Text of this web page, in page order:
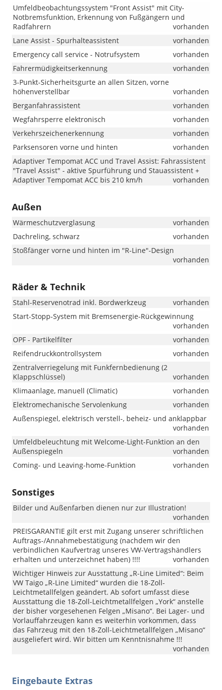
Umfeldbeobachtungssystem "Front Assist" mit City-
Notbremsfunktion, Erkennung von Fußgängern und
Radfahrern
vorhanden
Lane Assist - Spurhalteassistent
vorhanden
Emergency call service - Notrufsystem
vorhanden
Fahrermüdigkeitserkennung
vorhanden
3-Punkt-Sicherheitsgurte an allen Sitzen, vorne
höhenverstellbar
vorhanden
Berganfahrassistent
vorhanden
Wegfahrsperre elektronisch
vorhanden
Verkehrszeichenerkennung
vorhanden
Parksensoren vorne und hinten
vorhanden
Adaptiver Tempomat ACC und Travel Assist: Fahrassistent
"Travel Assist" - aktive Spurführung und Stauassistent +
Adaptiver Tempomat ACC bis 210 km/h
vorhanden
Außen
Wärmeschutzverglasung
vorhanden
Dachreling, schwarz
vorhanden
Stoßfänger vorne und hinten im "R-Line"-Design
vorhanden
Räder & Technik
Stahl-Reservenotrad inkl. Bordwerkzeug
vorhanden
Start-Stopp-System mit Bremsenergie-Rückgewinnung
vorhanden
OPF - Partikelfilter
vorhanden
Reifendruckkontrollsystem
vorhanden
Zentralverriegelung mit Funkfernbedienung (2
Klappschlüssel)
vorhanden
Klimaanlage, manuell (Climatic)
vorhanden
Elektromechanische Servolenkung
vorhanden
Außenspiegel, elektrisch verstell-, beheiz- und anklappbar
vorhanden
Umfeldbeleuchtung mit Welcome-Light-Funktion an den
Außenspiegeln
vorhanden
Coming- und Leaving-home-Funktion
vorhanden
Sonstiges
Bilder und Außenfarben dienen nur zur Illustration!
vorhanden
PREISGARANTIE gilt erst mit Zugang unserer schriftlichen
Auftrags-/Annahmebestätigung (nachdem wir den
verbindlichen Kaufvertrag unseres VW-Vertragshändlers
erhalten und unterzeichnet haben) !!!!
vorhanden
Wichtiger Hinweis zur Ausstattung „R-Line Limited“: Beim
VW Taigo „R-Line Limited“ wurden die 18-Zoll-
Leichtmetallfelgen geändert. Ab sofort umfasst diese
Ausstattung die 18-Zoll-Leichtmetallfelgen „York“ anstelle
der bisher vorgesehenen Felgen „Misano“. Bei Lager- und
Vorlauffahrzeugen kann es weiterhin vorkommen, dass
das Fahrzeug mit den 18-Zoll-Leichtmetallfelgen „Misano“
ausgeliefert wird. Wir bitten um Kenntnisnahme !!!
vorhanden
Eingebaute Extras